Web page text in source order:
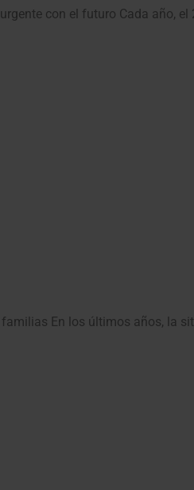
con el futuro Cada año, el
En los últimos años, la